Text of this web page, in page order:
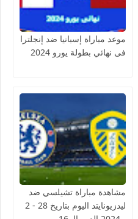
موعد مباراة إسبانيا ضد إنجلترا
فى نهائي بطولة يورو 2024
مشاهدة مباراة تشيلسي ضد
ليدزيونايتد اليوم بتاريخ 28 - 2